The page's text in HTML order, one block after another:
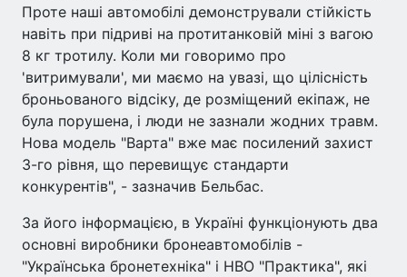
Проте наші автомобілі демонстрували стійкість
навіть при підриві на протитанковій міні з вагою
8 кг тротилу. Коли ми говоримо про
'витримували', ми маємо на увазі, що цілісність
броньованого відсіку, де розміщений екіпаж, не
була порушена, і люди не зазнали жодних травм.
Нова модель "Варта" вже має посилений захист
3-го рівня, що перевищує стандарти
конкурентів", - зазначив Бельбас.
За його інформацією, в Україні функціонують два
основні виробники бронеавтомобілів -
"Українська бронетехніка" і НВО "Практика", які